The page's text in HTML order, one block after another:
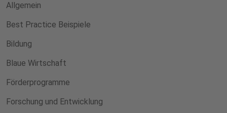
Allgemein
Best Practice Beispiele
Bildung
Blaue Wirtschaft
Förderprogramme
Forschung und Entwicklung